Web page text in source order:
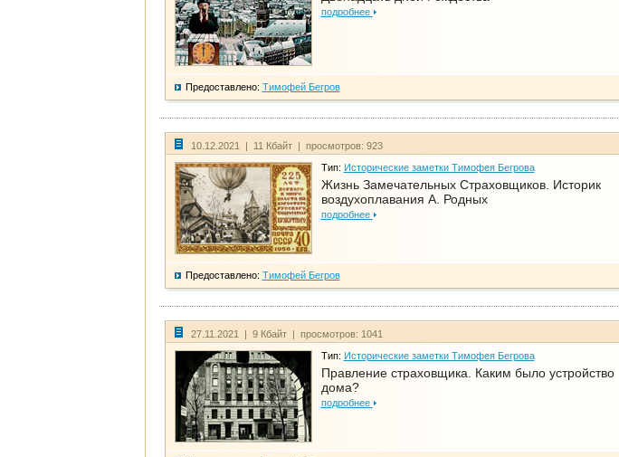
подробнее
Предоставлено: Тимофей Бегров
10.12.2021 | 11 Кбайт | просмотров: 923
Тип: Исторические заметки Тимофея Бегрова
Жизнь Замечательных Страховщиков. Историк
воздухоплавания А. Родных
подробнее
Предоставлено: Тимофей Бегров
27.11.2021 | 9 Кбайт | просмотров: 1041
Тип: Исторические заметки Тимофея Бегрова
Правление страховщика. Каким было устройство
дома?
подробнее